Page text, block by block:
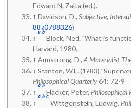
Edward N. Zalta (ed.).
↑ Davidson, D., Subjective,
8870788326)
↑
a b
Block, Ned. "What is
Harvard, 1980.
↑ Armstrong, D., A Materialist
↑ Stanton, W.L. (1983)
Philosophical Quarterly64: 72-9
↑
a b
Hacker, Peter, Philosophical
↑
a b c
Wittgenstein, Ludwig,